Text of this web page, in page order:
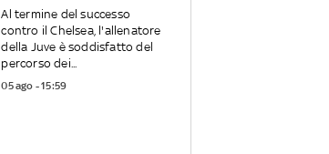
Al termine del successo
contro il Chelsea, l'allenatore
della Juve è soddisfatto del
percorso dei...
05 ago - 15:59